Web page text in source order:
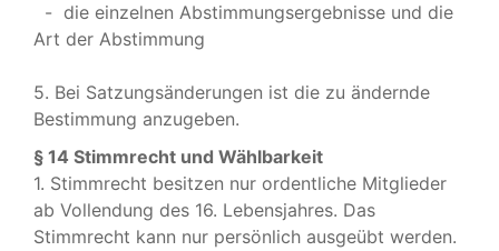
- die einzelnen Abstimmungsergebnisse und die
Art der Abstimmung
5. Bei Satzungsänderungen ist die zu ändernde
Bestimmung anzugeben.
§ 14 Stimmrecht und Wählbarkeit
1. Stimmrecht besitzen nur ordentliche Mitglieder
ab Vollendung des 16. Lebensjahres. Das
Stimmrecht kann nur persönlich ausgeübt werden.